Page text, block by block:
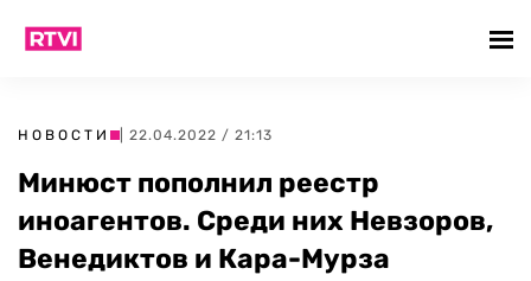
НОВОСТИ | 22.04.2022 / 21:13
Минюст пополнил реестр
иноагентов. Среди них Невзоров,
Венедиктов и Кара-Мурза